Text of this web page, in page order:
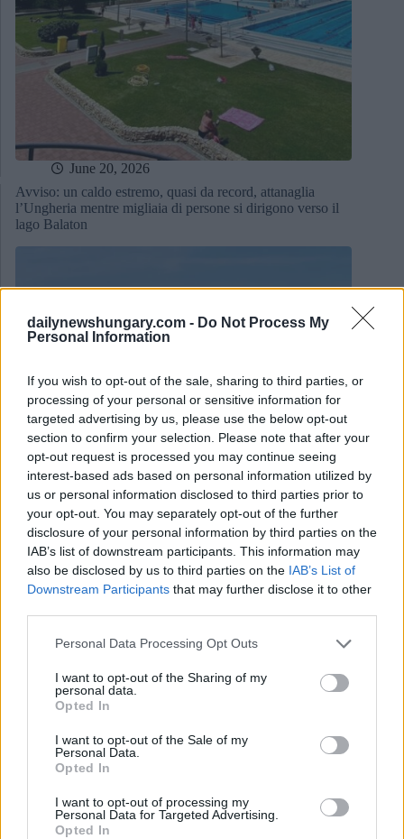
dailynewshungary.com - Do Not Process My
Personal Information
If you wish to opt-out of the sale, sharing to third parties, or
processing of your personal or sensitive information for
targeted advertising by us, please use the below opt-out
section to confirm your selection. Please note that after your
opt-out request is processed you may continue seeing
interest-based ads based on personal information utilized by
us or personal information disclosed to third parties prior to
your opt-out. You may separately opt-out of the further
disclosure of your personal information by third parties on the
IAB’s list of downstream participants. This information may
also be disclosed by us to third parties on the IAB’s List of
Downstream Participants that may further disclose it to other
Please note that this website/app uses one or more Google
not limited to your visit or usage behaviour. You may click to
grant or deny consent to Google and its third-party tags to
use your data for below specified purposes in below Google
consent section.
Personal Data Processing Opt Outs
I want to opt-out of the Sharing of my
personal data.
Opted In
I want to opt-out of the Sale of my
Personal Data.
Opted In
I want to opt-out of processing my
Personal Data for Targeted Advertising.
Opted In
June 20, 2026
Avviso: un caldo estremo, quasi da record, attanaglia
l’Ungheria mentre migliaia di persone si dirigono verso il
lago Balaton
June 20, 2026
Impennata dei prezzi di 1.000 volte: il cibo da spiaggia
esplodono al Balaton